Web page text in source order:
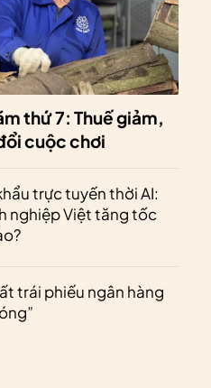
thứ 7: Thuế giảm,
cuộc chơi
trực tuyến thời AI:
nghiệp Việt tăng tốc
trái phiếu ngân hàng